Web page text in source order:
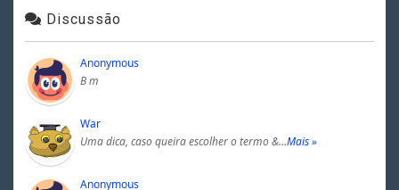
Discussão
Anonymous
B m
War
Uma dica, caso queira escolher o termo &…Mais »
Anonymous